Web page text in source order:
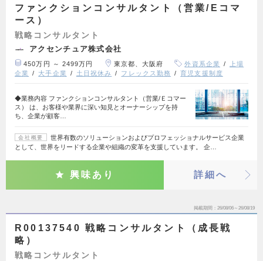
ファンクションコンサルタント（営業/Eコマ
ース）
戦略コンサルタント
アクセンチュア株式会社
450万円 ～ 2499万円 東京都、大阪府 外資系企業
上場
企業
大手企業 土日祝休み フレックス勤務 育児支援制度
◆業務内容 ファンクションコンサルタント（営業/Ｅコマー
ス） は、お客様や業界に深い知見とオーナーシップを持
ち、企業が顧客…
会社概要
世界有数のソリューションおよびプロフェッショナルサービス企業
として、世界をリードする企業や組織の変革を支援しています。 企…
興味あり 詳細へ
掲載期間 26/08/06～26/08/19
R00137540 戦略コンサルタント（成長戦
略）
戦略コンサルタント